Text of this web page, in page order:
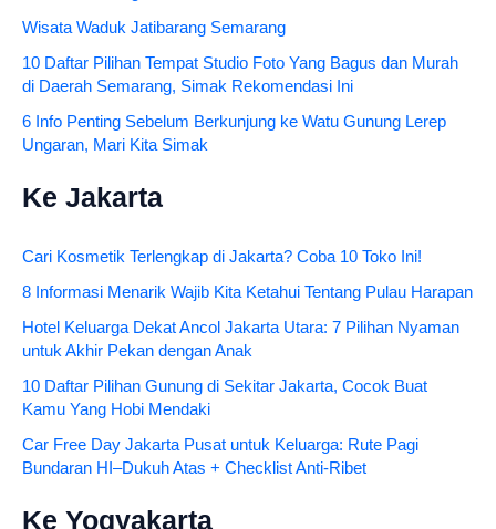
Wisata Waduk Jatibarang Semarang
10 Daftar Pilihan Tempat Studio Foto Yang Bagus dan Murah
di Daerah Semarang, Simak Rekomendasi Ini
6 Info Penting Sebelum Berkunjung ke Watu Gunung Lerep
Ungaran, Mari Kita Simak
Ke Jakarta
Cari Kosmetik Terlengkap di Jakarta? Coba 10 Toko Ini!
8 Informasi Menarik Wajib Kita Ketahui Tentang Pulau Harapan
Hotel Keluarga Dekat Ancol Jakarta Utara: 7 Pilihan Nyaman
untuk Akhir Pekan dengan Anak
10 Daftar Pilihan Gunung di Sekitar Jakarta, Cocok Buat
Kamu Yang Hobi Mendaki
Car Free Day Jakarta Pusat untuk Keluarga: Rute Pagi
Bundaran HI–Dukuh Atas + Checklist Anti-Ribet
Ke Yogyakarta